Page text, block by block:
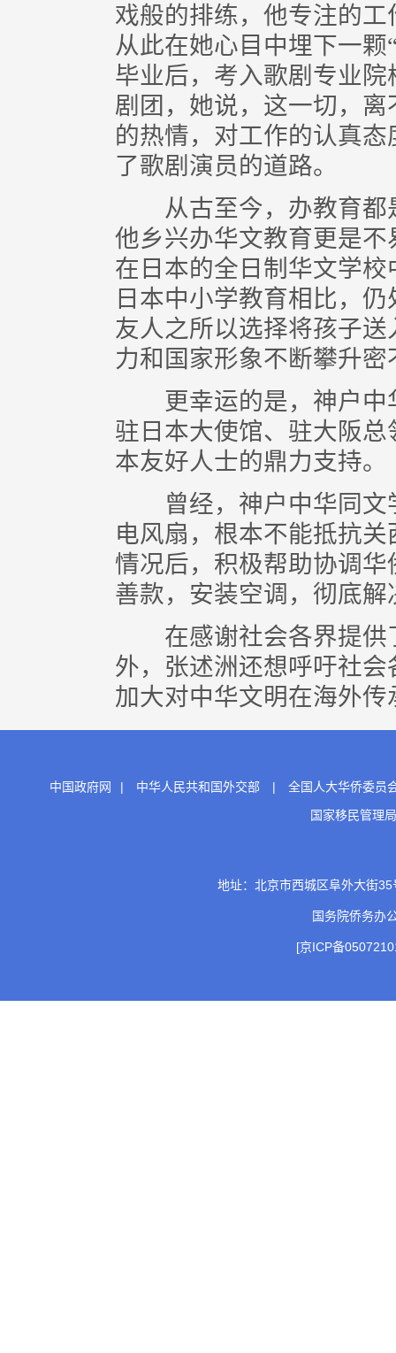
戏般的排练，他专注的
从此在她心目中埋下一
毕业后，考入歌剧专业
剧团，她说，这一切，
的热情，对工作的认真
了歌剧演员的道路。
从古至今，办教育都
他乡兴办华文教育更是
在日本的全日制华文学
日本中小学教育相比，
友人之所以选择将孩子
力和国家形象不断攀升密
更幸运的是，神户中
驻日本大使馆、驻大阪
本友好人士的鼎力支持。
曾经，神户中华同文
电风扇，根本不能抵抗
情况后，积极帮助协调
善款，安装空调，彻底
在感谢社会各界提供
外，张述洲还想呼吁社
加大对中华文明在海外
中国政府网 | 中华人民共和国外交部 |
全国人大华侨委员
国家移民管理局
地址：北京市西城区阜外大街
国务院侨务
[京ICP备